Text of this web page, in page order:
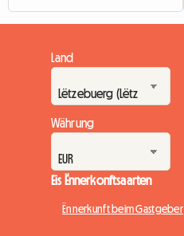
Land
Währung
Eis Ënnerkonftsaarten
Ënnerkunft beim Gastgeber